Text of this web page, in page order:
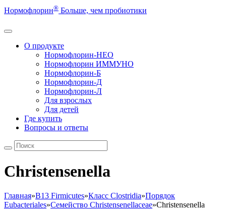
Нормофлорин® Больше, чем пробиотики
О продукте
Нормофлорин-НЕО
Нормофлорин ИММУНО
Нормофлорин-Б
Нормофлорин-Д
Нормофлорин-Л
Для взрослых
Для детей
Где купить
Вопросы и ответы
Christensenella
Главная»B13 Firmicutes»Класс Clostridia»Порядок
Eubacteriales»Семейство Christensenellaceae»Christensenella